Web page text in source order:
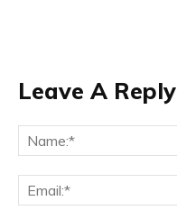
Leave A Reply